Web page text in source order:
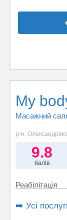
My
Масажний
р-н.
9.8
балів
Реабілітація
➡️ Усі